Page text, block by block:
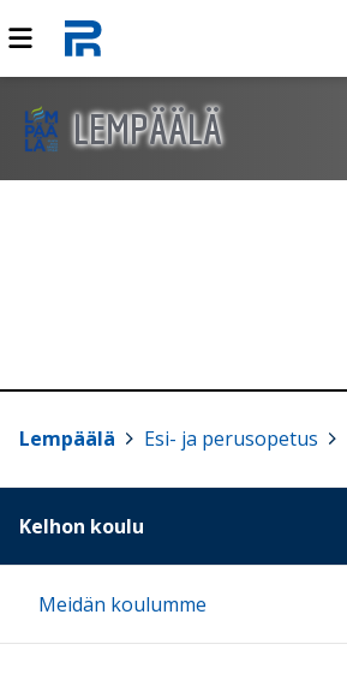
LEMPÄÄLÄ
Lempäälä Esi- ja perusopetus
Kelhon koulu
Meidän koulumme